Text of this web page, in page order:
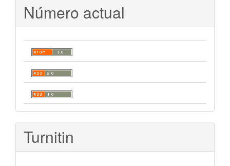
Número actual
Turnitin